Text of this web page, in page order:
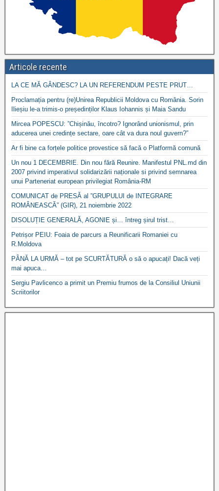
Articole recente
LA CE MĂ GÂNDESC? LA UN REFERENDUM PESTE PRUT…
Proclamația pentru (re)Unirea Republicii Moldova cu România. Sorin
Ilieșiu le-a trimis-o președinților Klaus Iohannis și Maia Sandu
Mircea POPESCU: ”Chișinău, încotro? Ignorând unionismul, prin
aducerea unei credințe sectare, oare cât va dura noul guvern?”
Ar fi bine ca forțele politice provestice să facă o Platformă comună
Un nou 1 DECEMBRIE. Din nou fără Reunire. Manifestul PNL.md din
2007 privind imperativul solidarizării naționale si privind semnarea
unui Parteneriat european privilegiat România-RM
COMUNICAT de PRESĂ al ”GRUPULUI de INTEGRARE
ROMÂNEASCĂ” (GIR), 21 noiembrie 2022
DISOLUȚIE GENERALĂ, AGONIE și… întreg șirul trist…
Petrișor PEIU: Foaia de parcurs a Reunificarii Romaniei cu
R.Moldova
PÂNĂ LA URMĂ – tot pe SCURTĂTURĂ o să o apucați! Dacă veți
mai apuca…
Sergiu Pavlicenco a primit un Premiu frumos de la Consiliul Uniunii
Scriitorilor